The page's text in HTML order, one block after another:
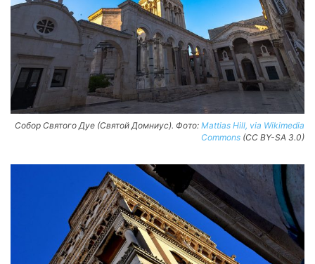
Собор Святого Дуе (Святой Домниус). Фото: Mattias Hill, via Wikimedia
Commons (CC BY-SA 3.0)